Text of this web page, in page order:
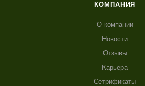
КОМПАНИЯ
О компании
Новости
Отзывы
Карьера
Сетрификаты